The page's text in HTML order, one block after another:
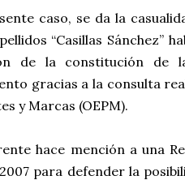
caso, se da la
“Casillas Sánchez”
de la constitución de
gracias a la consulta
y Marcas (OEPM).
hace mención a una
para defender la